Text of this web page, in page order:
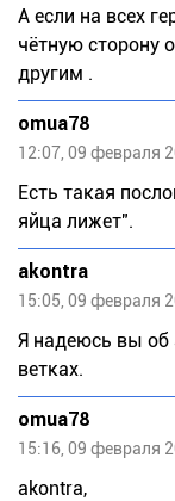
А если на всех
чётную сторону
другим .
omua78
12:07, 09 февраля
Есть такая
яйца лижет".
akontra
15:05, 09 февраля
Я надеюсь вы об
ветках.
omua78
15:16, 09 февраля
akontra,